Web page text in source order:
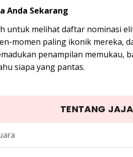
Anda Sekarang
untuk melihat daftar nominasi
momen paling ikonik mereka,
penampilan memukau,
siapa yang pantas.
TENTANG